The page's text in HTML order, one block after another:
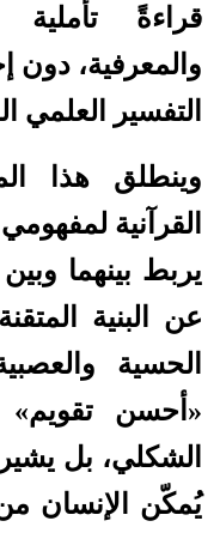
قراءةً تأملية
والمعرفية، دون
التفسير العلمي
وينطلق هذا
القرآنية
يربط بينهما
عن البنية
الحسية
«أحسن تقويم»
الشكلي، بل
يُمكّن الإنسان